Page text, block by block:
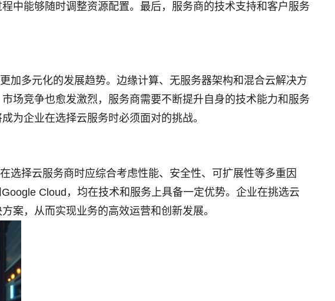
中能够随时调整资源配置。最后，服务商的技术支持和客户服务
加多元化的发展趋势。边缘计算、无服务器架构和混合云解决方
场竞争也愈发激烈，服务商需要不断提升自身的技术能力和服务
为企业在选择云服务时必须面对的挑战。
选择云服务商时应综合考虑性能、安全性、可扩展性等多重因
Cloud，均在技术和服务上具备一定优势。企业在挑选云
案，从而实现业务的高效运营和创新发展。